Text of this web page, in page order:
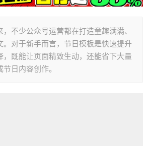
不少公众号运营都在打造童趣满满、
。对于新手而言，节日模板是快速提升
，既能让页面精致生动，还能省下大量
日内容创作。